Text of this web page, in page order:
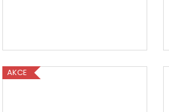
AKCE